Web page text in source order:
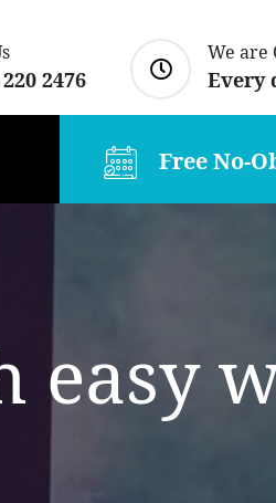
2476
We are
Every
Free No-
easy